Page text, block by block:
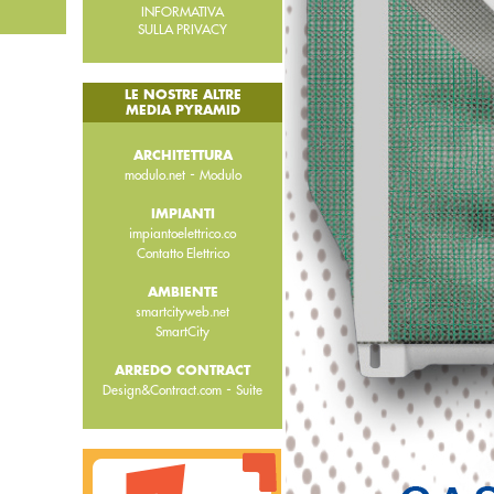
INFORMATIVA
SULLA PRIVACY
LE NOSTRE ALTRE
MEDIA PYRAMID
ARCHITETTURA
modulo.net- Modulo
IMPIANTI
impiantoelettrico.co
Contatto Elettrico
AMBIENTE
smartcityweb.net
SmartCity
ARREDO CONTRACT
Design&Contract.com -Suite